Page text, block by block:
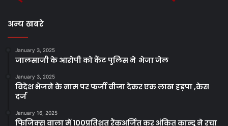
अन्य खबरे
January 3, 2025
जालसाजी के आरोपी को कैंट पुलिस ने भेजा जेल
January 3, 2025
विदेश भेजने के नाम पर फर्जी वीजा देकर एक लाख हड़पा ,केस
दर्ज
January 16, 2025
फिजिक्स वाला में 100प्रतिशत रैंकअर्जित कर अंकित कान्दू ने रचा